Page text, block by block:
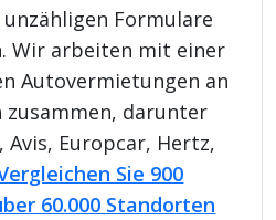
Formulare
Wir arbeiten mit einer
Autovermietungen an
darunter
Avis, Europcar, Hertz,
Sie 900
60.000 Standorten